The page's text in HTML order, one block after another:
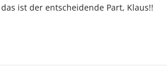
ist der entscheidende Part, Klaus!!